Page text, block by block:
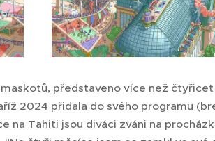
představeno více než
2024 přidala do svého programu
na Tahiti jsou diváci zváni na